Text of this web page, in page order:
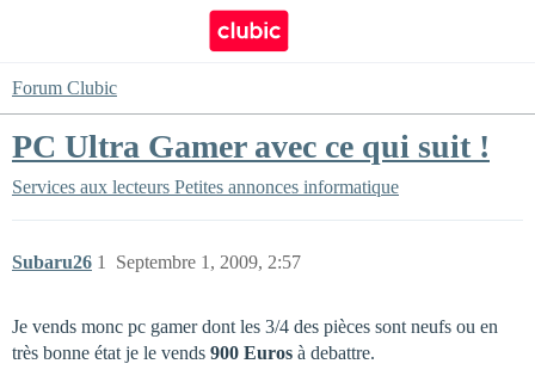
Forum Clubic
PC Ultra Gamer avec ce qui suit !
Services aux lecteurs Petites annonces informatique
Subaru26 Septembre 1, 2009, 2:57
1
Je vends monc pc gamer dont les 3/4 des pièces sont neufs ou en
très bonne état je le vends 900 Euros à debattre.